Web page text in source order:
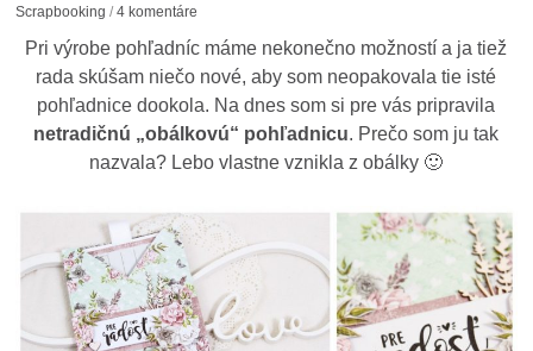
Scrapbooking /4 komentáre
Pri výrobe pohľadníc máme nekonečno možností a ja tiež
rada skúšam niečo nové, aby som neopakovala tie isté
pohľadnice dookola. Na dnes som si pre vás pripravila
netradičnú „obálkovú“ pohľadnicu. Prečo som ju tak
nazvala? Lebo vlastne vznikla z obálky 🙂